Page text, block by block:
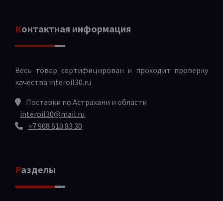
Контактная информация
Весь товар сертифицирован и проходит проверку
качества interoil30.ru
Поставки по Астрахани и области
interoil30@mail.ru
+7 908 610 83 30
Разделы